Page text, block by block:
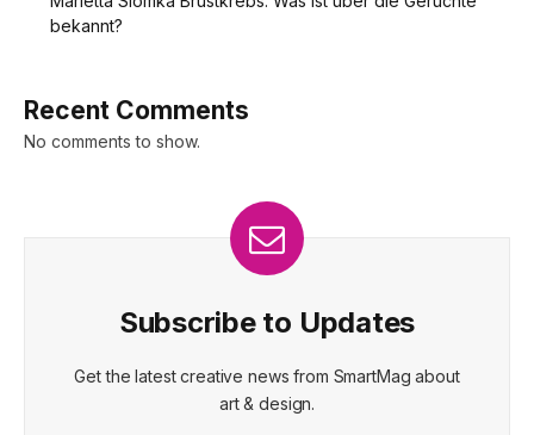
bekannt?
Recent Comments
No comments to show.
Subscribe to Updates
Get the latest creative news from SmartMag about
art & design.